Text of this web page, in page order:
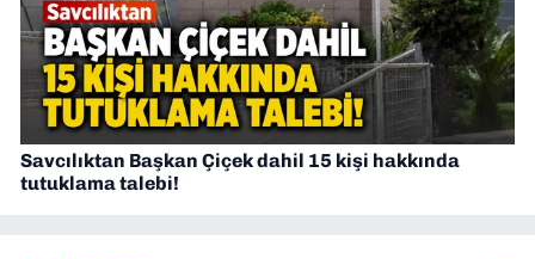
Savcılıktan Başkan Çiçek dahil 15 kişi hakkında
tutuklama talebi!